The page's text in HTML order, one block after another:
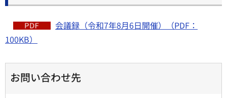
会議録（令和7年8月6日開催）（PDF：
100KB）
お問い合わせ先